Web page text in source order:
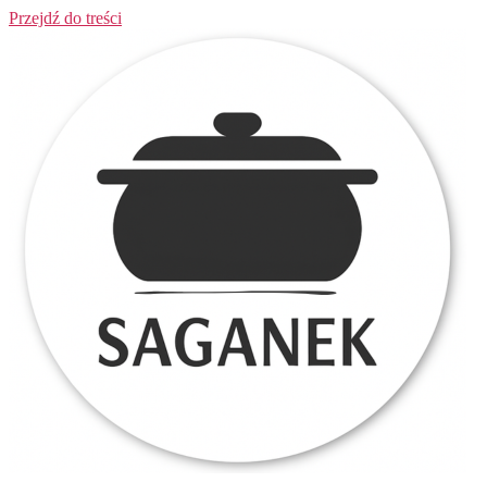
Przejdź do treści